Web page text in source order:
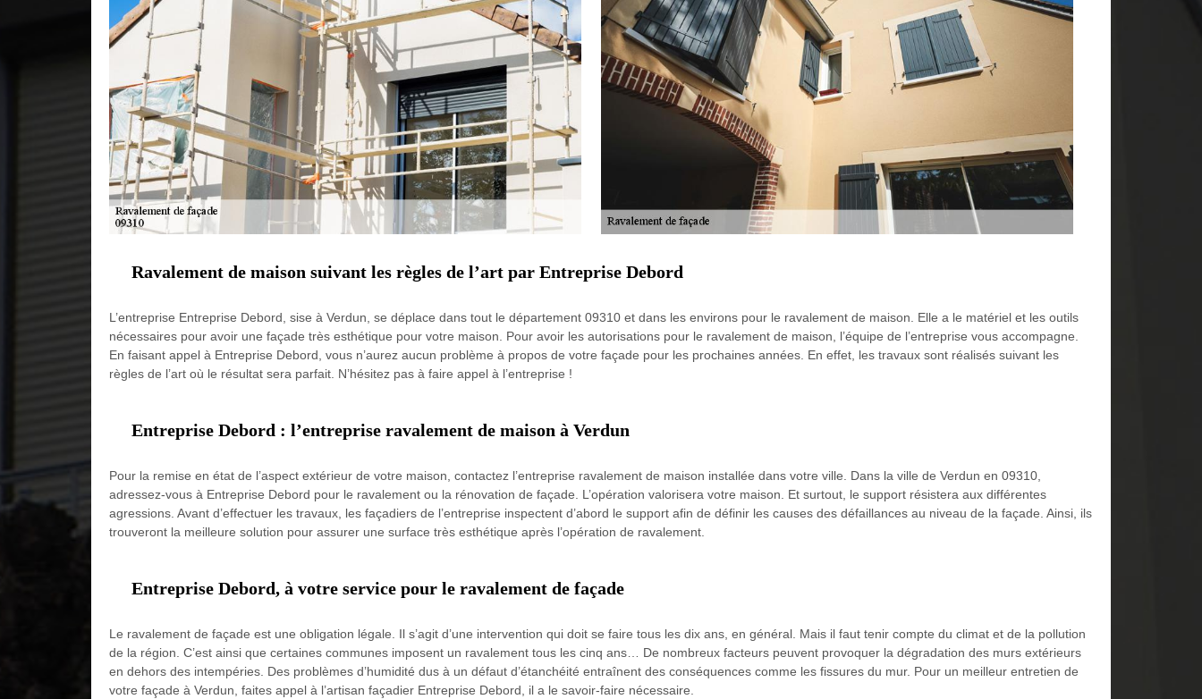
Ravalement de maison suivant les règles de l’art par Entreprise Debord
L’entreprise Entreprise Debord, sise à Verdun, se déplace dans tout le département 09310 et dans les environs pour le ravalement de maison. Elle a le matériel et les outils
nécessaires pour avoir une façade très esthétique pour votre maison. Pour avoir les autorisations pour le ravalement de maison, l’équipe de l’entreprise vous accompagne.
En faisant appel à Entreprise Debord, vous n’aurez aucun problème à propos de votre façade pour les prochaines années. En effet, les travaux sont réalisés suivant les
règles de l’art où le résultat sera parfait. N’hésitez pas à faire appel à l’entreprise !
Entreprise Debord : l’entreprise ravalement de maison à Verdun
Pour la remise en état de l’aspect extérieur de votre maison, contactez l’entreprise ravalement de maison installée dans votre ville. Dans la ville de Verdun en 09310,
adressez-vous à Entreprise Debord pour le ravalement ou la rénovation de façade. L’opération valorisera votre maison. Et surtout, le support résistera aux différentes
agressions. Avant d’effectuer les travaux, les façadiers de l’entreprise inspectent d’abord le support afin de définir les causes des défaillances au niveau de la façade. Ainsi, ils
trouveront la meilleure solution pour assurer une surface très esthétique après l’opération de ravalement.
Entreprise Debord, à votre service pour le ravalement de façade
Le ravalement de façade est une obligation légale. Il s’agit d’une intervention qui doit se faire tous les dix ans, en général. Mais il faut tenir compte du climat et de la pollution
de la région. C’est ainsi que certaines communes imposent un ravalement tous les cinq ans… De nombreux facteurs peuvent provoquer la dégradation des murs extérieurs
en dehors des intempéries. Des problèmes d’humidité dus à un défaut d’étanchéité entraînent des conséquences comme les fissures du mur. Pour un meilleur entretien de
votre façade à Verdun, faites appel à l’artisan façadier Entreprise Debord, il a le savoir-faire nécessaire.